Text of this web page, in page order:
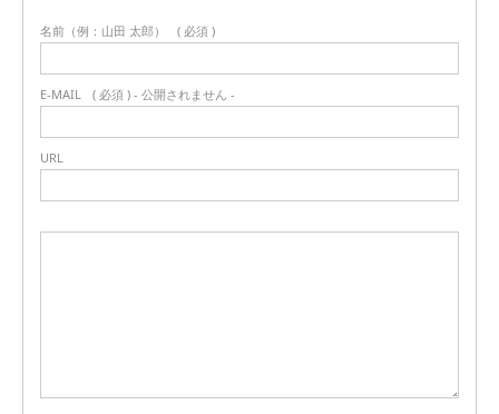
名前（例：山田 太郎） ( 必須 )
E-MAIL ( 必須 ) - 公開されません -
URL